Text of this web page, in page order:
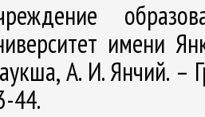
имени
А. И. Янчий. –
44.